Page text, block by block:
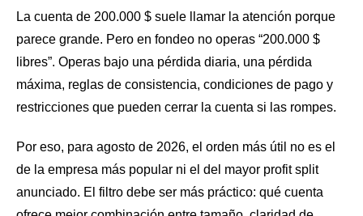
La cuenta de 200.000 $ suele llamar la atención porque
parece grande. Pero en fondeo no operas “200.000 $
libres”. Operas bajo una pérdida diaria, una pérdida
máxima, reglas de consistencia, condiciones de pago y
restricciones que pueden cerrar la cuenta si las rompes.
Por eso, para agosto de 2026, el orden más útil no es el
de la empresa más popular ni el del mayor profit split
anunciado. El filtro debe ser más práctico: qué cuenta